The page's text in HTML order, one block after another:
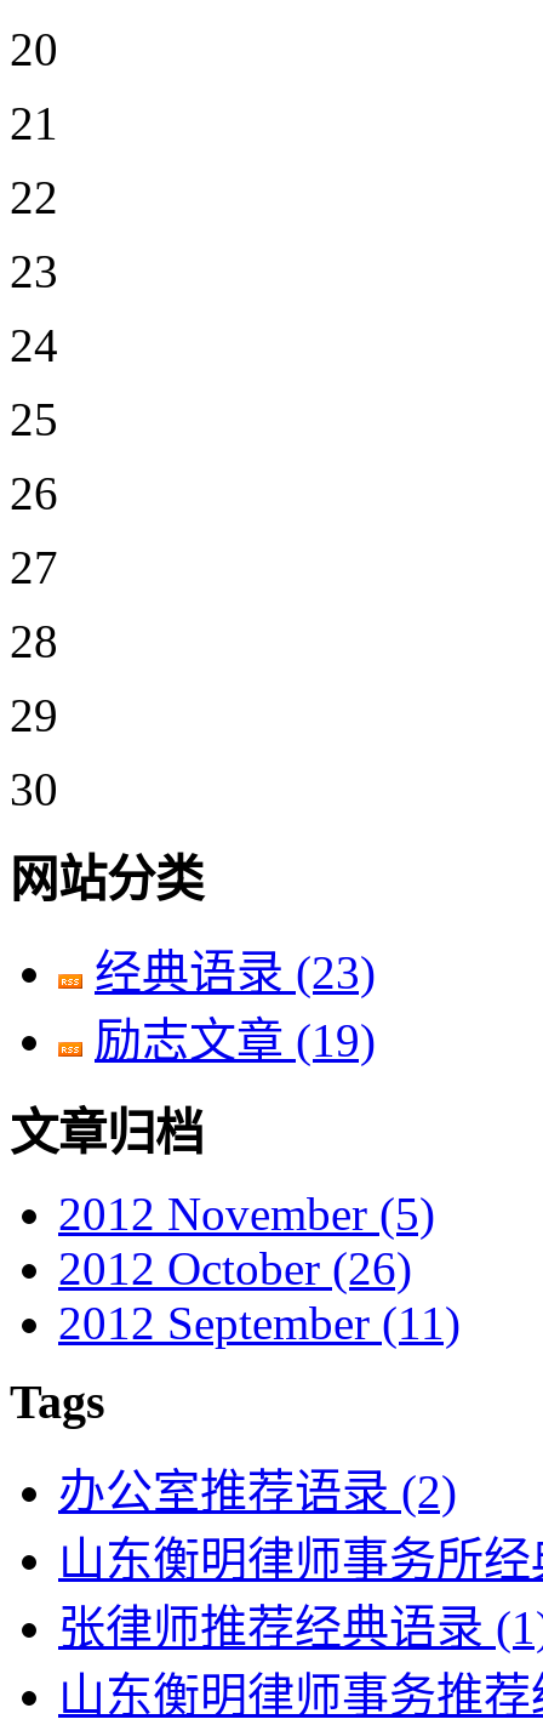
20
21
22
23
24
25
26
27
28
29
30
网站分类
经典语录 (23)
励志文章 (19)
文章归档
2012 November (5)
2012 October (26)
2012 September (11)
Tags
办公室推荐语录 (2)
山东衡明律师事务所
张律师推荐经典语录
山东衡明律师事务推